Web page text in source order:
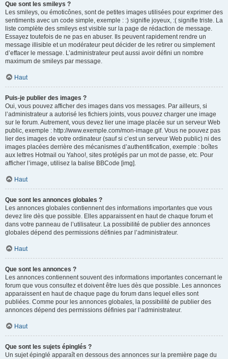
Que sont les smileys ?
Les smileys, ou émoticônes, sont de petites images utilisées pour exprimer des
sentiments avec un code simple, exemple : :) signifie joyeux, :( signifie triste. La
liste complète des smileys est visible sur la page de rédaction de message.
Essayez toutefois de ne pas en abuser. Ils peuvent rapidement rendre un
message illisible et un modérateur peut décider de les retirer ou simplement
d’effacer le message. L’administrateur peut aussi avoir défini un nombre
maximum de smileys par message.
Haut
Puis-je publier des images ?
Oui, vous pouvez afficher des images dans vos messages. Par ailleurs, si
l’administrateur a autorisé les fichiers joints, vous pouvez charger une image
sur le forum. Autrement, vous devez lier une image placée sur un serveur Web
public, exemple : http://www.exemple.com/mon-image.gif. Vous ne pouvez pas
lier des images de votre ordinateur (sauf si c’est un serveur Web public) ni des
images placées derrière des mécanismes d’authentification, exemple : boîtes
aux lettres Hotmail ou Yahoo!, sites protégés par un mot de passe, etc. Pour
afficher l’image, utilisez la balise BBCode [img].
Haut
Que sont les annonces globales ?
Les annonces globales contiennent des informations importantes que vous
devez lire dès que possible. Elles apparaissent en haut de chaque forum et
dans votre panneau de l’utilisateur. La possibilité de publier des annonces
globales dépend des permissions définies par l’administrateur.
Haut
Que sont les annonces ?
Les annonces contiennent souvent des informations importantes concernant le
forum que vous consultez et doivent être lues dès que possible. Les annonces
apparaissent en haut de chaque page du forum dans lequel elles sont
publiées. Comme pour les annonces globales, la possibilité de publier des
annonces dépend des permissions définies par l’administrateur.
Haut
Que sont les sujets épinglés ?
Un sujet épinglé apparaît en dessous des annonces sur la première page du